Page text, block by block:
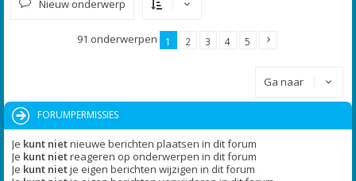
Nieuw onderwerp
91 onderwerpen 1 2 3 4 5
Ga naar
FORUMPERMISSIES
Je kunt nietnieuwe berichten plaatsen in dit forum
Je kunt nietreageren op onderwerpen in dit forum
Je kunt nietje eigen berichten wijzigen in dit forum